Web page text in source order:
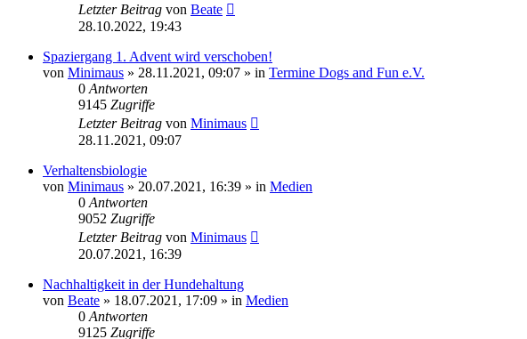
Letzter Beitrag von Beate
28.10.2022, 19:43
Spaziergang 1. Advent wird verschoben!
von Minimaus » 28.11.2021, 09:07 » in Termine Dogs and Fun e.V.
0 Antworten
9145 Zugriffe
Letzter Beitrag von Minimaus
28.11.2021, 09:07
Verhaltensbiologie
von Minimaus » 20.07.2021, 16:39 » in Medien
0 Antworten
9052 Zugriffe
Letzter Beitrag von Minimaus
20.07.2021, 16:39
Nachhaltigkeit in der Hundehaltung
von Beate » 18.07.2021, 17:09 » in Medien
0 Antworten
9125 Zugriffe